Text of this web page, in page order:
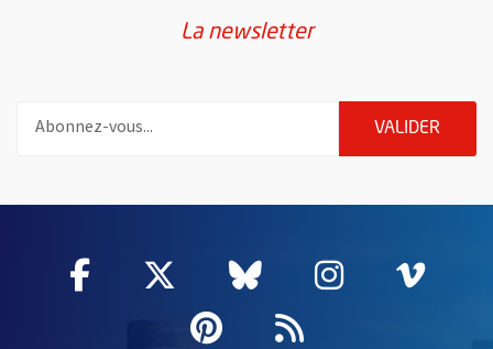
La newsletter
VALIDER
Facebook
, Ouvre une nouvelle fenêtre
Twitter
, Ouvre une nouvelle
Bluesky
, Ouvre une
Instagram
, Ouvre
,
Pinterest
, Ouvre une
Flux RSS